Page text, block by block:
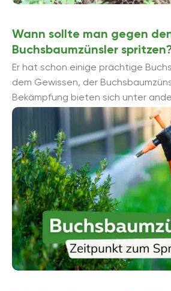
Wann sollte man gegen
Buchsbaumzünsler
Er hat schon einige prächtige
dem Gewissen, der
Bekämpfung bieten sich unter
Spritzmittel an. Doch wann ist der
um ...